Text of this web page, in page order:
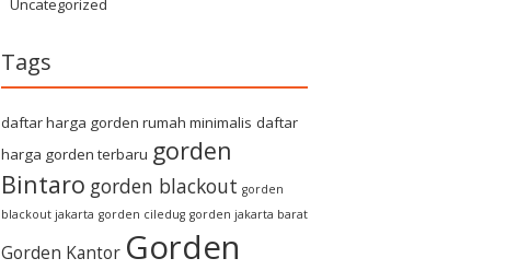
Uncategorized
Tags
daftar harga gorden rumah minimalis daftar
harga gorden terbaru gorden
Bintaro gorden blackout gorden
blackout jakarta gorden ciledug gorden jakarta barat
Gorden Kantor Gorden